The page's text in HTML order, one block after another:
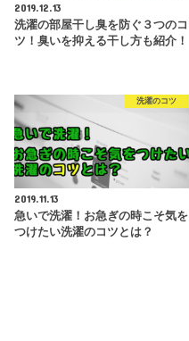
2019.12.13
洗濯の部屋干し臭を防ぐ３つのコ
ツ！臭いを抑える干し方も紹介！
洗濯のコツ
2019.11.13
急いで洗濯！お急ぎの時こそ気を
つけたい洗濯のコツとは？